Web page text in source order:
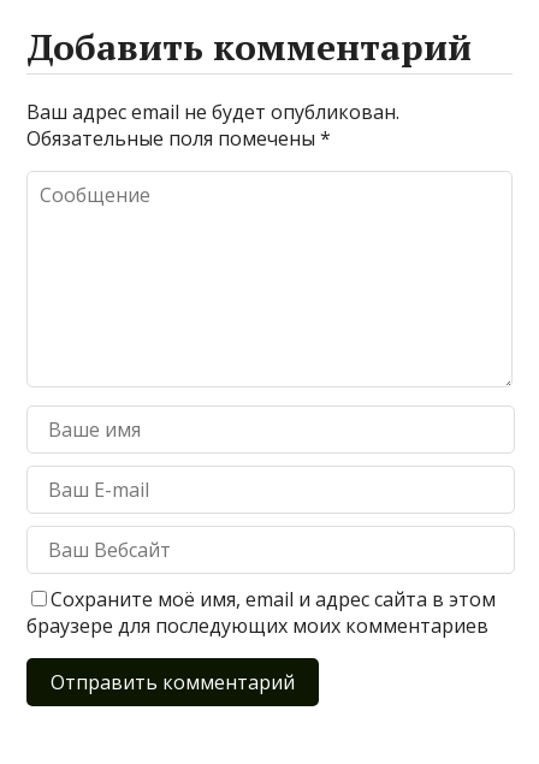
Добавить комментарий
Ваш адрес email не будет опубликован.
Обязательные поля помечены*
Сохраните моё имя, email и адрес сайта в этом
браузере для последующих моих комментариев